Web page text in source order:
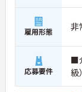
雇用形態 非
応募要件
■
級